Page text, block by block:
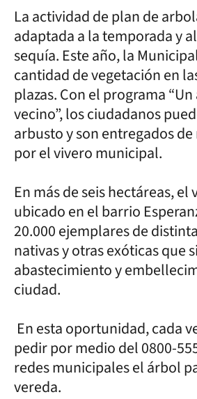
La actividad de plan de
adaptada a la temporada y
sequía. Este año, la
cantidad de vegetación en
plazas. Con el programa
vecino”, los ciudadanos
arbusto y son entregados
por el vivero municipal.
En más de seis hectáreas,
ubicado en el barrio
20.000 ejemplares de
nativas y otras exóticas que
abastecimiento y
ciudad.
En esta oportunidad, cada
pedir por medio del 0800-
redes municipales el árbol
vereda.